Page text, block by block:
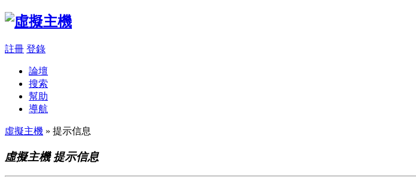
註冊 登錄
論壇
搜索
幫助
導航
虛擬主機 » 提示信息
虛擬主機 提示信息